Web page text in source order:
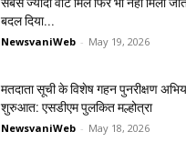
बदल दिया...
NewsvaniWeb - May 19, 2026
मतदाता सूची के विशेष गहन पुनरीक्षण
शुरुआत: एसडीएम पुलकित मल्होत्रा
NewsvaniWeb - May 18, 2026